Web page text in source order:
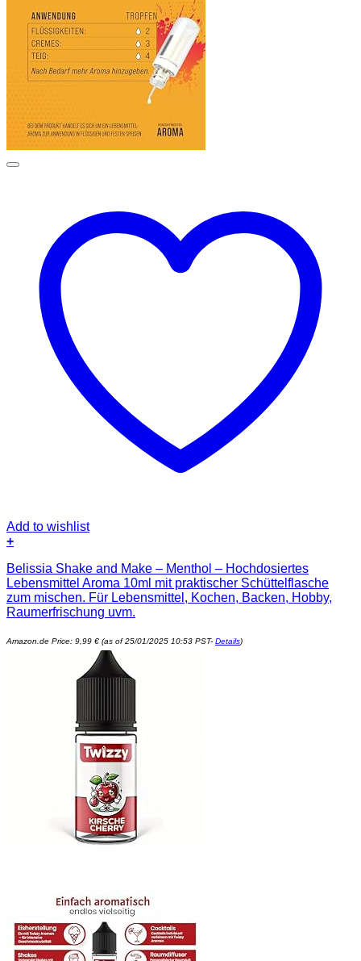
Add to wishlist
+
Belissia Shake and Make – Menthol – Hochdosiertes
Lebensmittel Aroma 10ml mit praktischer Schüttelflasche
zum mischen. Für Lebensmittel, Kochen, Backen, Hobby,
Raumerfrischung uvm.
Amazon.de Price: 9,99 € (as of 25/01/2025 10:53 PST- Details)